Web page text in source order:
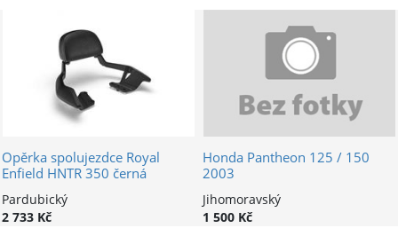
Opěrka spolujezdce Royal
Enfield HNTR 350 černá
Pardubický
2 733 Kč
Honda Pantheon 125 / 150
2003
Jihomoravský
1 500 Kč